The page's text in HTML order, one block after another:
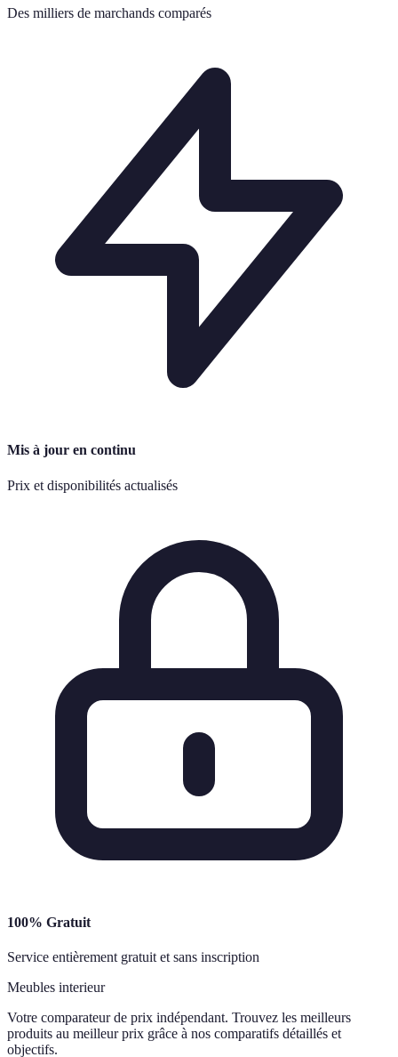
Des milliers de marchands comparés
Mis à jour en continu
Prix et disponibilités actualisés
100% Gratuit
Service entièrement gratuit et sans inscription
Meubles interieur
Votre comparateur de prix indépendant. Trouvez les meilleurs
produits au meilleur prix grâce à nos comparatifs détaillés et
objectifs.